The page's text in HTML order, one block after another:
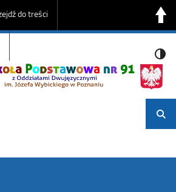
do treści